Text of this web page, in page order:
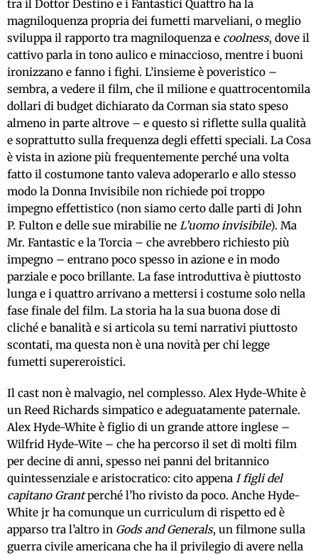
tra il Dottor Destino e i Fantastici Quattro ha la
magniloquenza propria dei fumetti marveliani, o meglio
sviluppa il rapporto tra magniloquenza e coolness, dove il
cattivo parla in tono aulico e minaccioso, mentre i buoni
ironizzano e fanno i fighi. L’insieme è poveristico –
sembra, a vedere il film, che il milione e quattrocentomila
dollari di budget dichiarato da Corman sia stato speso
almeno in parte altrove – e questo si riflette sulla qualità
e soprattutto sulla frequenza degli effetti speciali. La Cosa
è vista in azione più frequentemente perché una volta
fatto il costumone tanto valeva adoperarlo e allo stesso
modo la Donna Invisibile non richiede poi troppo
impegno effettistico (non siamo certo dalle parti di John
P. Fulton e delle sue mirabilie ne L’uomo invisibile). Ma
Mr. Fantastic e la Torcia – che avrebbero richiesto più
impegno – entrano poco spesso in azione e in modo
parziale e poco brillante. La fase introduttiva è piuttosto
lunga e i quattro arrivano a mettersi i costume solo nella
fase finale del film. La storia ha la sua buona dose di
cliché e banalità e si articola su temi narrativi piuttosto
scontati, ma questa non è una novità per chi legge
fumetti supereroistici.
Il cast non è malvagio, nel complesso. Alex Hyde-White è
un Reed Richards simpatico e adeguatamente paternale.
Alex Hyde-White è figlio di un grande attore inglese –
Wilfrid Hyde-Wite – che ha percorso il set di molti film
per decine di anni, spesso nei panni del britannico
quintessenziale e aristocratico: cito appena I figli del
capitano Grantperché l’ho rivisto da poco. Anche Hyde-
White jr ha comunque un curriculum di rispetto ed è
apparso tra l’altro in Gods and Generals, un filmone sulla
guerra civile americana che ha il privilegio di avere nella